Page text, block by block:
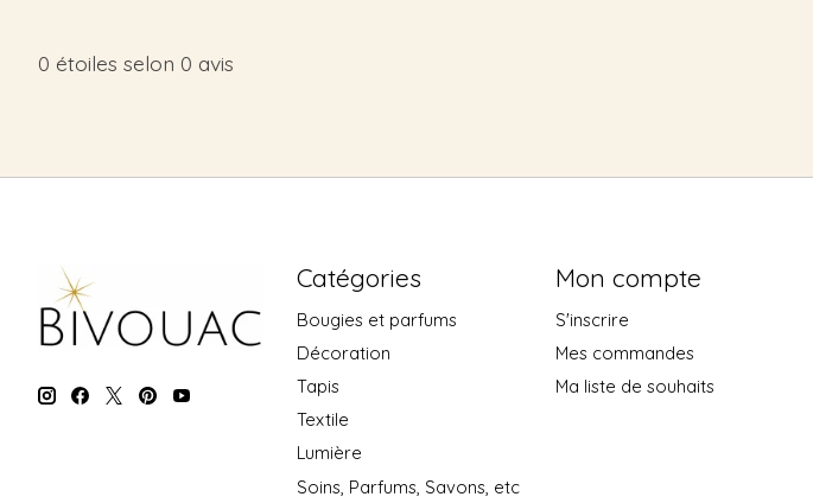
0 étoiles selon 0 avis
Catégories
Bougies et parfums
Décoration
Tapis
Textile
Lumière
Soins, Parfums, Savons, etc
Mon compte
S'inscrire
Mes commandes
Ma liste de souhaits